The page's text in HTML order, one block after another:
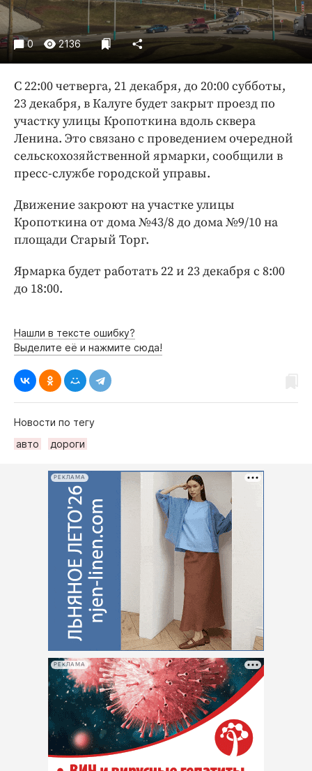
Спорт
Экономика и бизнес
Блоги
Издания
Медиаперсона
Интересное чтиво
Клиника года
Работодатель года
0 2136
С 22:00 четверга, 21 декабря, до 20:00 субботы,
23 декабря, в Калуге будет закрыт проезд по
участку улицы Кропоткина вдоль сквера
Ленина. Это связано с проведением очередной
сельскохозяйственной ярмарки, сообщили в
пресс-службе городской управы.
Движение закроют на участке улицы
Кропоткина от дома №43/8 до дома №9/10 на
площади Старый Торг.
Ярмарка будет работать 22 и 23 декабря с 8:00
до 18:00.
Нашли в тексте ошибку?
Выделите её и нажмите сюда!
Новости по тегу
авто
дороги
РЕКЛАМА
РЕКЛАМА